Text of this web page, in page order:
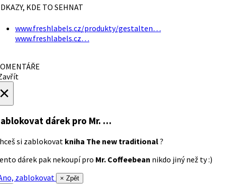
KDE TO SEHNAT
www.freshlabels.cz/produkty/gestalten…
www.freshlabels.cz…
dárek pro Mr. …
si zablokovat kniha The new traditional?
dárek pak nekoupí pro Mr. Coffeebean nikdo jiný než ty :)
zablokovat
× Zpět